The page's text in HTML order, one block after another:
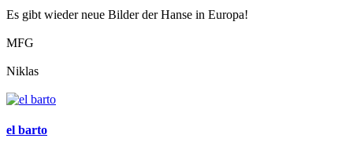
Es gibt wieder neue Bilder der Hanse in Europa!
MFG
Niklas
el barto